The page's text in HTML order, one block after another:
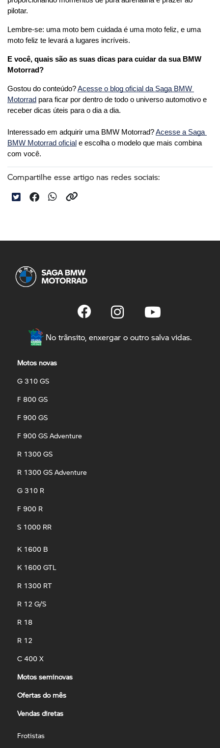
pilotar.
Lembre-se: uma moto bem cuidada é uma moto feliz, e uma
moto feliz te levará a lugares incríveis.
E você, quais são as suas dicas para cuidar da sua BMW
Motorrad?
Gostou do conteúdo? Acesse o blog oficial da Saga BMW
Motorrad para ficar por dentro de todo o universo automotivo e
receber dicas úteis para o dia a dia.
Interessado em adquirir uma BMW Motorrad? Acesse a Saga
BMW Motorrad oficial e escolha o modelo que mais combina
com você.
Compartilhe esse artigo nas redes sociais:
No trânsito, enxergar o outro salva vidas.
Motos novas
G 310 GS
F 800 GS
F 900 GS
F 900 GS Adventure
R 1300 GS
R 1300 GS Adventure
G 310 R
F 900 R
S 1000 RR
K 1600 B
K 1600 GTL
R 1300 RT
R 12 G/S
R 18
R 12
C 400 X
Motos seminovas
Ofertas do mês
Vendas diretas
Frotistas